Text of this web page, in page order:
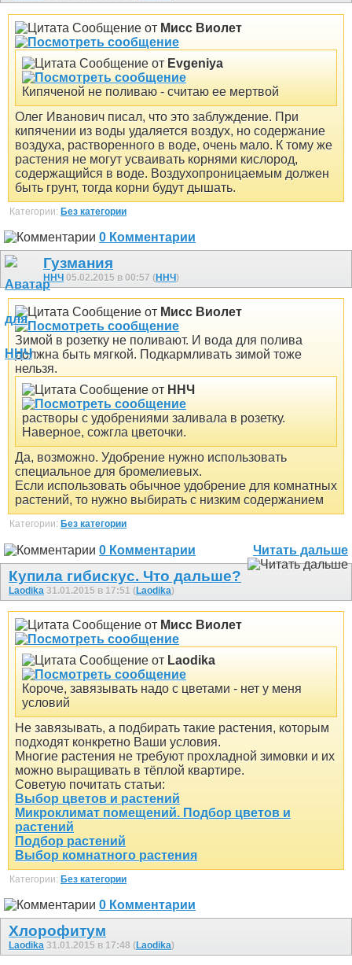
Сообщение от Мисс Виолет
Сообщение от Evgeniya
Кипяченой не поливаю - считаю ее мертвой
Олег Иванович писал, что это заблуждение. При
кипячении из воды удаляется воздух, но содержание
воздуха, растворенного в воде, очень мало. К тому же
растения не могут усваивать корнями кислород,
содержащийся в воде. Воздухопроницаемым должен
быть грунт, тогда корни будут дышать.
Категории: Без категории
0 Комментарии
Гузмания
ННЧ 05.02.2015 в 00:57 (ННЧ)
Сообщение от Мисс Виолет
Зимой в розетку не поливают. И вода для полива
должна быть мягкой. Подкармливать зимой тоже
нельзя.
Сообщение от ННЧ
растворы с удобрениями заливала в розетку.
Наверное, сожгла цветочки.
Да, возможно. Удобрение нужно использовать
специальное для бромелиевых.
Если использовать обычное удобрение для комнатных
растений, то нужно выбирать с низким содержанием
Категории: Без категории
0 Комментарии Читать дальше
Купила гибискус. Что дальше?
Laodika 31.01.2015 в 17:51 (Laodika)
Сообщение от Мисс Виолет
Сообщение от Laodika
Короче, завязывать надо с цветами - нет у меня
условий
Не завязывать, а подбирать такие растения, которым
подходят конкретно Ваши условия.
Многие растения не требуют прохладной зимовки и их
можно выращивать в тёплой квартире.
Советую почитать статьи:
Выбор цветов и растений
Микроклимат помещений. Подбор цветов и
растений
Подбор растений
Выбор комнатного растения
Категории: Без категории
0 Комментарии
Хлорофитум
Laodika 31.01.2015 в 17:48 (Laodika)